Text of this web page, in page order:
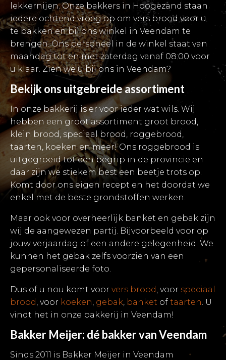
lekkernijen. Onze bakkers in Hoogezand staan
iedere ochtend vroeg op om vers brood voor u
te bakken en bij ons winkel in Veendam te
brengen. Ons personeel in de winkel staat van
maandag tot en met zaterdag vanaf 08:00 voor
u klaar. Zien we u bij ons in Veendam?
Bekijk ons uitgebreide assortiment
In onze bakkerij is er voor ieder wat wils. Wij
hebben een groot assortiment groot brood,
klein brood, speciaal brood, roggebrood,
taarten, koeken en meer! Ons roggebrood is
uitgegroeid tot een begrip in de provincie en
daar zijn we stiekem best een beetje trots op.
Komt door ons eigen recept en het doordat we
enkel met de beste grondstoffen werken.
Maar ook voor overheerlijk banket en gebak zijn
wij de aangewezen partij. Bijvoorbeeld voor op
jouw verjaardag of een andere gelegenheid. We
kunnen het gebak zelfs voorzien van een
gepersonaliseerde foto.
Dus of u nou komt voor vers brood , voor speciaal
brood , voor koeken gebak banket of taarten . U
vindt het in onze bakkerij in Veendam!
Bakker Meijer: dé bakker van Veendam
Sinds 2011 is Bakker Meijer in Veendam